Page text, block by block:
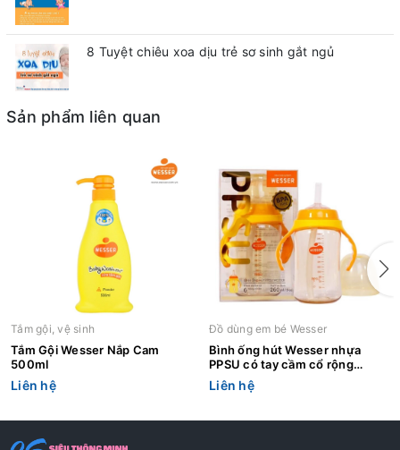
8 Tuyệt chiêu xoa dịu trẻ sơ sinh gắt ngủ
Sản phẩm liên quan
Tắm gội, vệ sinh
Tắm Gội Wesser Nắp Cam
500ml
Liên hệ
Đồ dùng em bé Wesser
Bình ống hút Wesser nhựa
PPSU có tay cầm cổ rộng
260ml
Liên hệ